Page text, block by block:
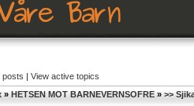
posts | View active topics
» HETSEN MOT BARNEVERNSOFRE » >>